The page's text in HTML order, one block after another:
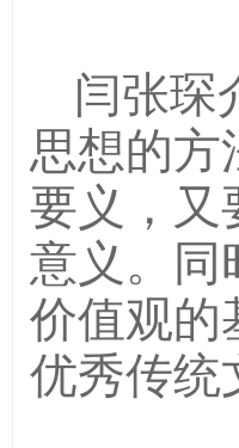
闫张琛
思想的方
要义，又
意义。同
价值观的
优秀传统